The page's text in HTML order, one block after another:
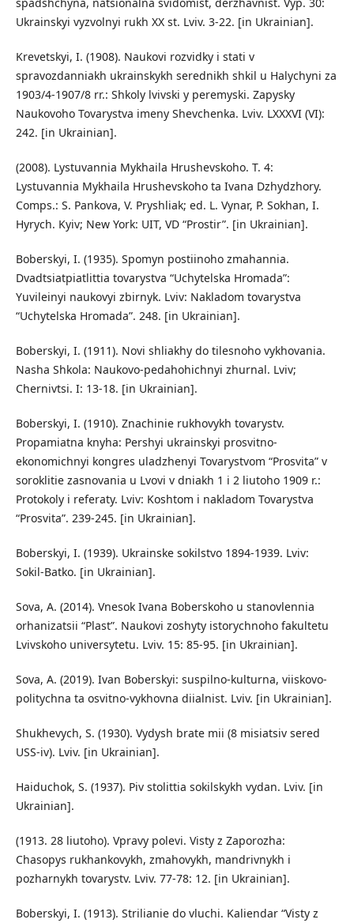
Ukrainskyi vyzvolnyi rukh XX st. Lviv. 3-22. [in Ukrainian].
Krevetskyi, I. (1908). Naukovi rozvidky i stati v
spravozdanniakh ukrainskykh serednikh shkil u Halychyni za
1903/4-1907/8 rr.: Shkoly lvivski y peremyski. Zapysky
Naukovoho Tovarystva imeny Shevchenka. Lviv. LXXXVI (VI):
242. [in Ukrainian].
(2008). Lystuvannia Mykhaila Hrushevskoho. T. 4:
Lystuvannia Mykhaila Hrushevskoho ta Ivana Dzhydzhory.
Comps.: S. Pankova, V. Pryshliak; ed. L. Vynar, P. Sokhan, I.
Hyrych. Kyiv; New York: UIT, VD “Prostir”. [in Ukrainian].
Boberskyi, I. (1935). Spomyn postiinoho zmahannia.
Dvadtsiatpiatlittia tovarystva “Uchytelska Hromada”:
Yuvileinyi naukovyi zbirnyk. Lviv: Nakladom tovarystva
“Uchytelska Hromada”. 248. [in Ukrainian].
Boberskyi, I. (1911). Novi shliakhy do tilesnoho vykhovania.
Nasha Shkola: Naukovo-pedahohichnyi zhurnal. Lviv;
Chernivtsi. I: 13-18. [in Ukrainian].
Boberskyi, I. (1910). Znachinie rukhovykh tovarystv.
Propamiatna knyha: Pershyi ukrainskyi prosvitno-
ekonomichnyi kongres uladzhenyi Tovarystvom “Prosvita” v
soroklitie zasnovania u Lvovi v dniakh 1 i 2 liutoho 1909 r.:
Protokoly i referaty. Lviv: Koshtom i nakladom Tovarystva
“Prosvita”. 239-245. [in Ukrainian].
Boberskyi, I. (1939). Ukrainske sokilstvo 1894-1939. Lviv:
Sokil-Batko. [in Ukrainian].
Sova, A. (2014). Vnesok Ivana Boberskoho u stanovlennia
orhanizatsii “Plast”. Naukovi zoshyty istorychnoho fakultetu
Lvivskoho universytetu. Lviv. 15: 85-95. [in Ukrainian].
Sova, A. (2019). Ivan Boberskyi: suspilno-kulturna, viiskovo-
politychna ta osvitno-vykhovna diialnist. Lviv. [in Ukrainian].
Shukhevych, S. (1930). Vydysh brate mii (8 misiatsiv sered
USS-iv). Lviv. [in Ukrainian].
Haiduchok, S. (1937). Piv stolittia sokilskykh vydan. Lviv. [in
Ukrainian].
(1913. 28 liutoho). Vpravy polevi. Visty z Zaporozha:
Chasopys rukhankovykh, zmahovykh, mandrivnykh i
pozharnykh tovarystv. Lviv. 77-78: 12. [in Ukrainian].
Boberskyi, I. (1913). Strilianie do vluchi. Kaliendar “Visty z